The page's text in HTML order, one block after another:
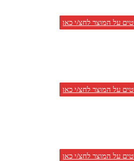
על המוצר לחצ/י כאן
על המוצר לחצ/י כאן
על המוצר לחצ/י כאן